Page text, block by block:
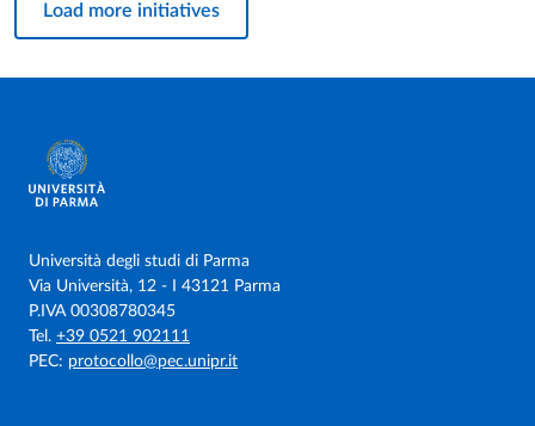
Load more initiatives
Università degli studi di Parma
Via Università, 12 - I 43121 Parma
P.IVA 00308780345
Tel. +39 0521 902111
PEC: protocollo@pec.unipr.it